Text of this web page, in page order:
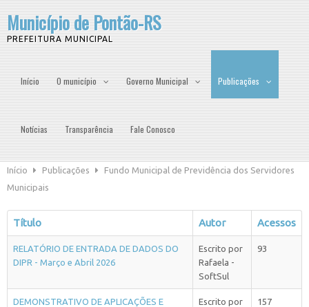
Município de Pontão-RS
PREFEITURA MUNICIPAL
Início O município Governo Municipal Publicações
Notícias Transparência Fale Conosco
Início Publicações
Fundo Municipal de Previdência dos Servidores
Municipais
Título Autor Acessos
RELATÓRIO DE ENTRADA DE DADOS DO
DIPR - Março e Abril 2026
Escrito por
Rafaela -
SoftSul
93
DEMONSTRATIVO DE APLICAÇÕES E
Escrito por
157